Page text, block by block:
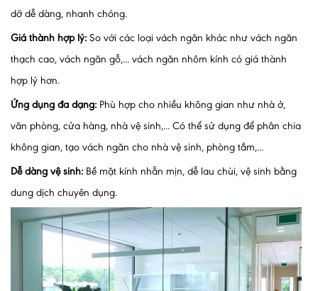
dỡ dễ dàng, nhanh chóng.
Giá thành hợp lý: So với các loại vách ngăn khác như vách ngăn
thạch cao, vách ngăn gỗ,... vách ngăn nhôm kính có giá thành
hợp lý hơn.
Ứng dụng đa dạng: Phù hợp cho nhiều không gian như nhà ở,
văn phòng, cửa hàng, nhà vệ sinh,... Có thể sử dụng để phân chia
không gian, tạo vách ngăn cho nhà vệ sinh, phòng tắm,...
Dễ dàng vệ sinh: Bề mặt kính nhẵn mịn, dễ lau chùi, vệ sinh bằng
dung dịch chuyên dụng.